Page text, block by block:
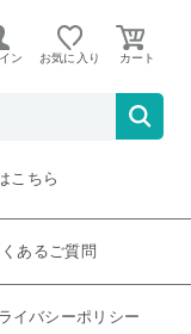
ン お気に入り
ただいま取り扱い
こちら
あるご質問
イバシーポリシー